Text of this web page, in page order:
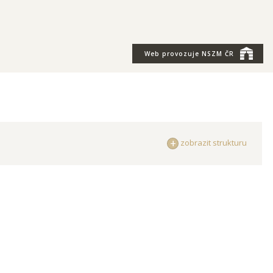
Web provozuje NSZM ČR
zobrazit strukturu